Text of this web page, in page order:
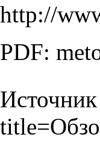
http://
PDF: